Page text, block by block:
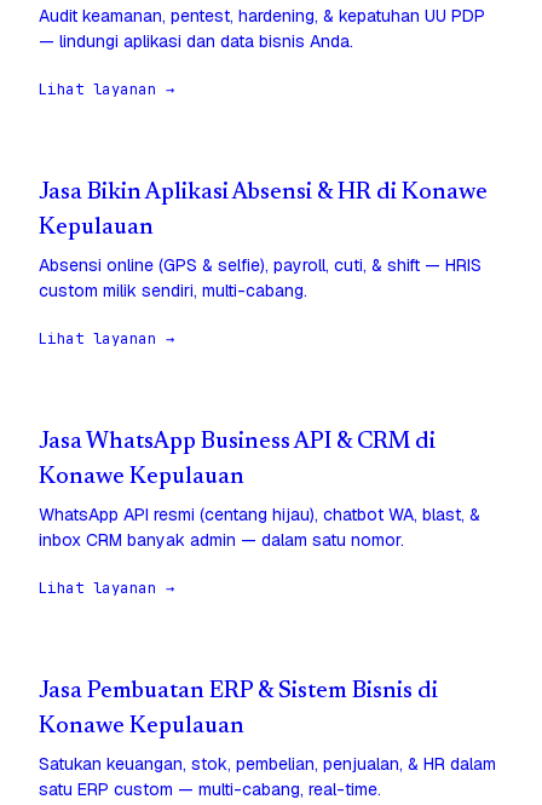
Audit keamanan, pentest, hardening, & kepatuhan UU PDP
— lindungi aplikasi dan data bisnis Anda.
Lihat layanan →
Jasa Bikin Aplikasi Absensi & HR di Konawe
Kepulauan
Absensi online (GPS & selfie), payroll, cuti, & shift — HRIS
custom milik sendiri, multi-cabang.
Lihat layanan →
Jasa WhatsApp Business API & CRM di
Konawe Kepulauan
WhatsApp API resmi (centang hijau), chatbot WA, blast, &
inbox CRM banyak admin — dalam satu nomor.
Lihat layanan →
Jasa Pembuatan ERP & Sistem Bisnis di
Konawe Kepulauan
Satukan keuangan, stok, pembelian, penjualan, & HR dalam
satu ERP custom — multi-cabang, real-time.